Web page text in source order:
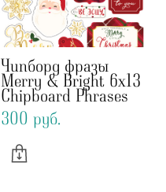
Чипборд фразы
Merry & Bright 6x13
Chipboard Phrases
300 pуб.